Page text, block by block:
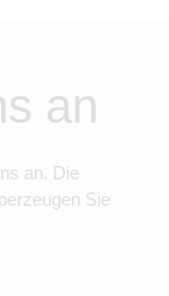
an
an. Die
Sie